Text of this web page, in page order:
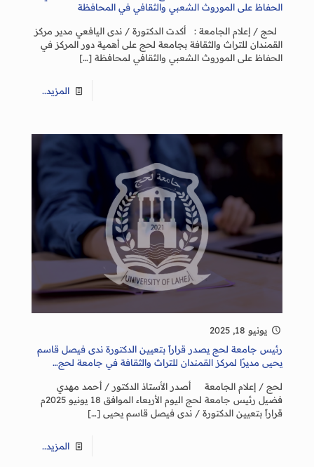
الحفاظ على الموروث الشعبي والثقافي في المحافظة
لحج / إعلام الجامعة : أكدت الدكتورة / ندى اليافعي مدير مركز
القمندان للتراث والثقافة بجامعة لحج على أهمية دور المركز في
الحفاظ على الموروث الشعبي والثقافي لمحافظة […]
المزيد..
يونيو 18, 2025
رئيس جامعة لحج يصدر قراراً بتعيين الدكتورة ندى فيصل قاسم
يحيى مديرًا لمركز القمندان للتراث والثقافة في جامعة لحج…
لحج / إعلام الجامعة أصدر الأستاذ الدكتور / أحمد مهدي
فضيل رئيس جامعة لحج اليوم الأربعاء الموافق 18 يونيو 2025م
قراراً بتعيين الدكتورة / ندى فيصل قاسم يحيى […]
المزيد..